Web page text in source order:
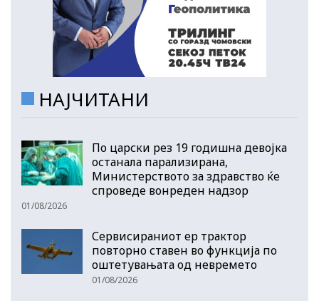
НАЈЧИТАНИ
По царски рез 19 годишна девојка
останала парализирана,
Министерството за здравство ќе
спроведе вонреден надзор
01/08/2026
Сервисираниот ер трактор
повторно ставен во функција по
оштетувањата од невремето
01/08/2026